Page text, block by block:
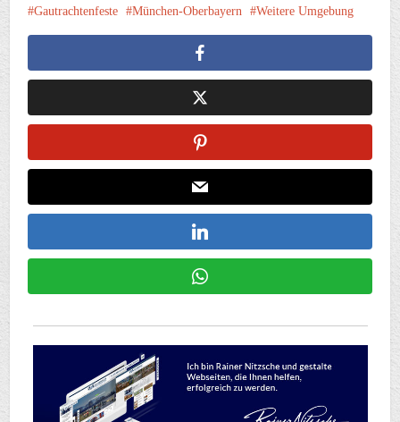
Gautrachtenfeste
München-Oberbayern Weitere Umgebung